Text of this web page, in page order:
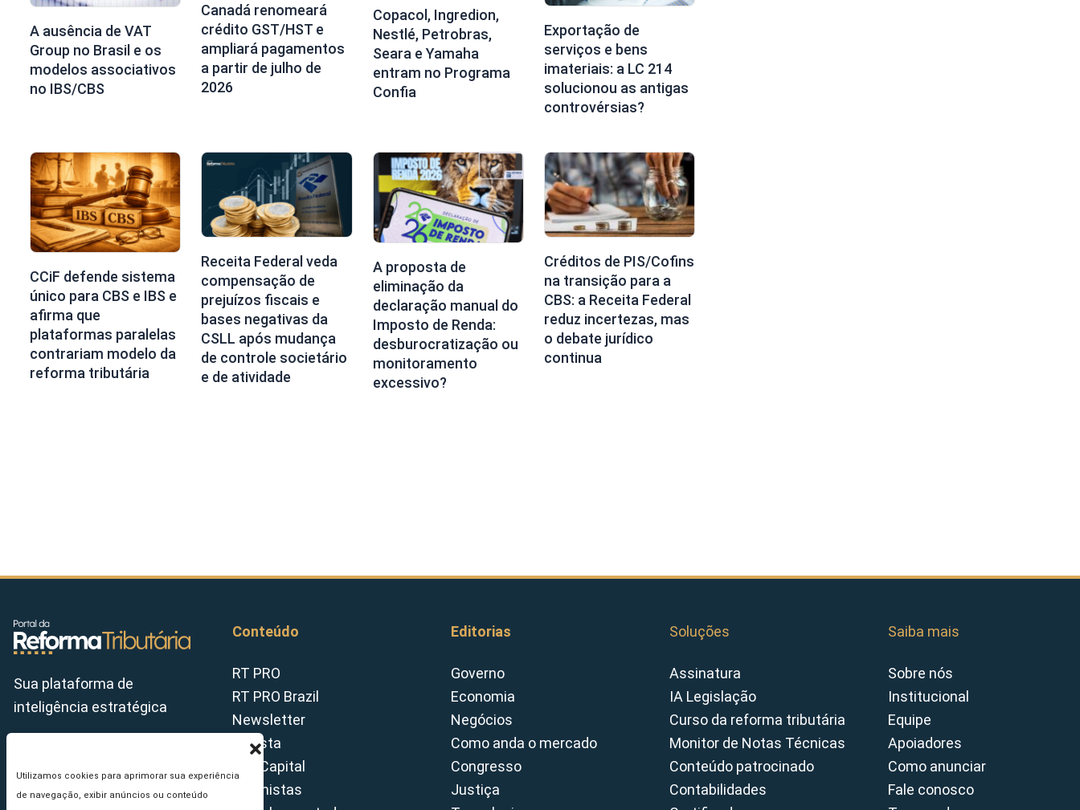
Utilizamos cookies para aprimorar sua experiência
de navegação, exibir anúncios ou conteúdo
A ausência de VAT
Group no Brasil e os
modelos associativos
no IBS/CBS
Canadá renomeará
crédito GST/HST e
ampliará pagamentos
a partir de julho de
2026
Copacol, Ingredion,
Nestlé, Petrobras,
Seara e Yamaha
entram no Programa
Confia
Exportação de
serviços e bens
imateriais: a LC 214
solucionou as antigas
controvérsias?
CCiF defende sistema
único para CBS e IBS e
afirma que
plataformas paralelas
contrariam modelo da
reforma tributária
Receita Federal veda
compensação de
prejuízos fiscais e
bases negativas da
CSLL após mudança
de controle societário
e de atividade
A proposta de
eliminação da
declaração manual do
Imposto de Renda:
desburocratização ou
monitoramento
excessivo?
Créditos de PIS/Cofins
na transição para a
CBS: a Receita Federal
reduz incertezas, mas
o debate jurídico
continua
Sua plataforma de
inteligência estratégica
Conteúdo
RT PRO
RT PRO Brazil
Newsletter
Revista
Tax Capital
Colunistas
Editorias
Governo
Economia
Negócios
Como anda o mercado
Congresso
Justiça
Soluções
Assinatura
IA Legislação
Curso da reforma tributária
Monitor de Notas Técnicas
Conteúdo patrocinado
Contabilidades
Saiba mais
Sobre nós
Institucional
Equipe
Apoiadores
Como anunciar
Fale conosco